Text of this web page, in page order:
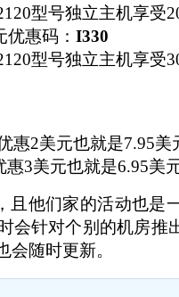
型号独立主机享受
优惠码： I330
型号独立主机享受
惠2美元也就是7.95美
惠3美元也就是6.95美
且他们家的活动也是
会针对个别的机房推
随时更新。